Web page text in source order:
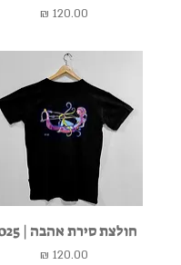
מחיר
חולצת סירת אהבה | 2025
מחיר